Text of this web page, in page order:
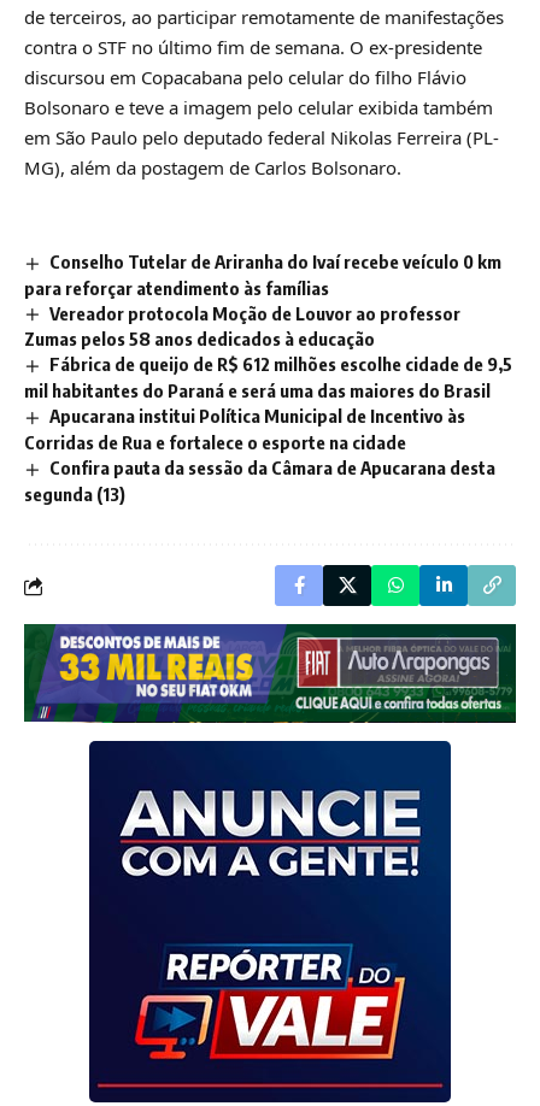
de terceiros, ao participar remotamente de manifestações
contra o STF no último fim de semana. O ex-presidente
discursou em Copacabana pelo celular do filho Flávio
Bolsonaro e teve a imagem pelo celular exibida também
em São Paulo pelo deputado federal Nikolas Ferreira (PL-
MG), além da postagem de Carlos Bolsonaro.
Conselho Tutelar de Ariranha do Ivaí recebe veículo 0 km
para reforçar atendimento às famílias
Vereador protocola Moção de Louvor ao professor
Zumas pelos 58 anos dedicados à educação
Fábrica de queijo de R$ 612 milhões escolhe cidade de 9,5
mil habitantes do Paraná e será uma das maiores do Brasil
Apucarana institui Política Municipal de Incentivo às
Corridas de Rua e fortalece o esporte na cidade
Confira pauta da sessão da Câmara de Apucarana desta
segunda (13)